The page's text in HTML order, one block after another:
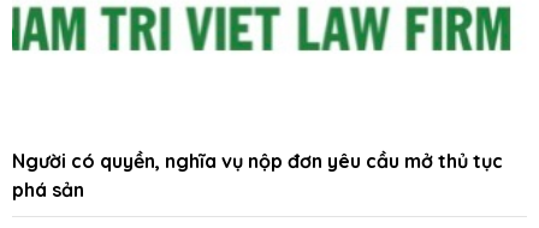
Người có quyền, nghĩa vụ nộp đơn yêu cầu mở thủ tục
phá sản